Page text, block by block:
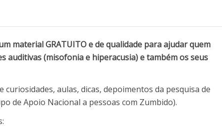
material GRATUITO e de qualidade para ajudar quem
auditivas (misofonia e hiperacusia) e também os seus
aulas, dicas, depoimentos da pesquisa de
de Apoio Nacional a pessoas com Zumbido).